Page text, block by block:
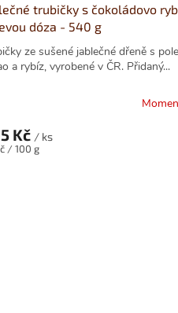
trubičky s čokoládovo
dóza - 540 g
ze sušené jablečné dřeně s
a rybíz, vyrobené v ČR. Přidaný...
Kč / ks
/ 100 g